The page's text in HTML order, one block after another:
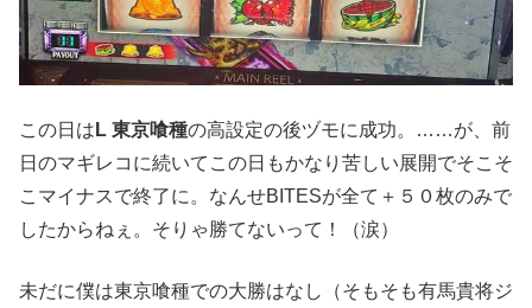
この日は L 東京喰種の高設定の後ヅモに成功。……が、前
日のマギレコに続いてこの日もかなり苦しい展開でそこそ
こマイナスで終了に。なんせBITESが全て＋５０枚のみで
したからねぇ。そりゃ勝てないって！（涙）
未だに僕は東京喰種での大勝はなし（そもそも有馬貴将ジ